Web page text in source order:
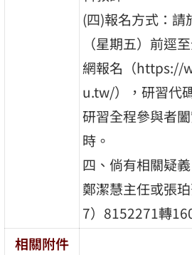
(四)報名方式：
（星期五）前逕
網報名（https://
u.tw/），研習代
研習全程參與者
時。
四、倘有相關疑
鄭潔慧主任或張
7）8152271轉
相關附件